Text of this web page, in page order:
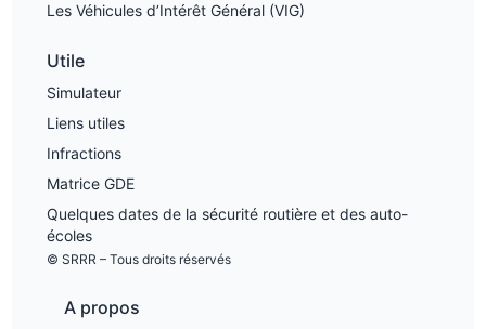
A propos
Les Véhicules d’Intérêt Général (VIG)
Utile
Simulateur
Liens utiles
Infractions
Matrice GDE
Quelques dates de la sécurité routière et des auto-
écoles
© SRRR – Tous droits réservés